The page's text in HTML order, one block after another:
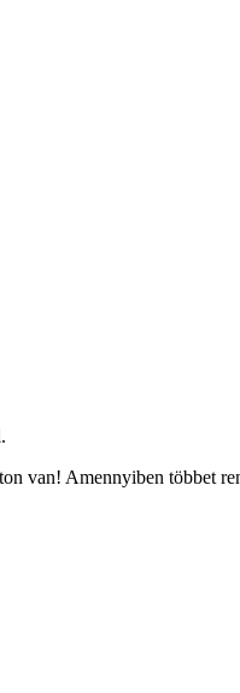
van! Amennyiben többet